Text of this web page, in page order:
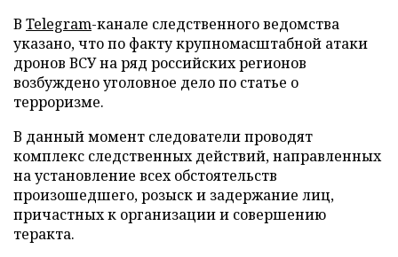
В Telegram-канале следственного ведомства
указано, что по факту крупномасштабной атаки
дронов ВСУ на ряд российских регионов
возбуждено уголовное дело по статье о
терроризме.
В данный момент следователи проводят
комплекс следственных действий, направленных
на установление всех обстоятельств
произошедшего, розыск и задержание лиц,
причастных к организации и совершению
теракта.